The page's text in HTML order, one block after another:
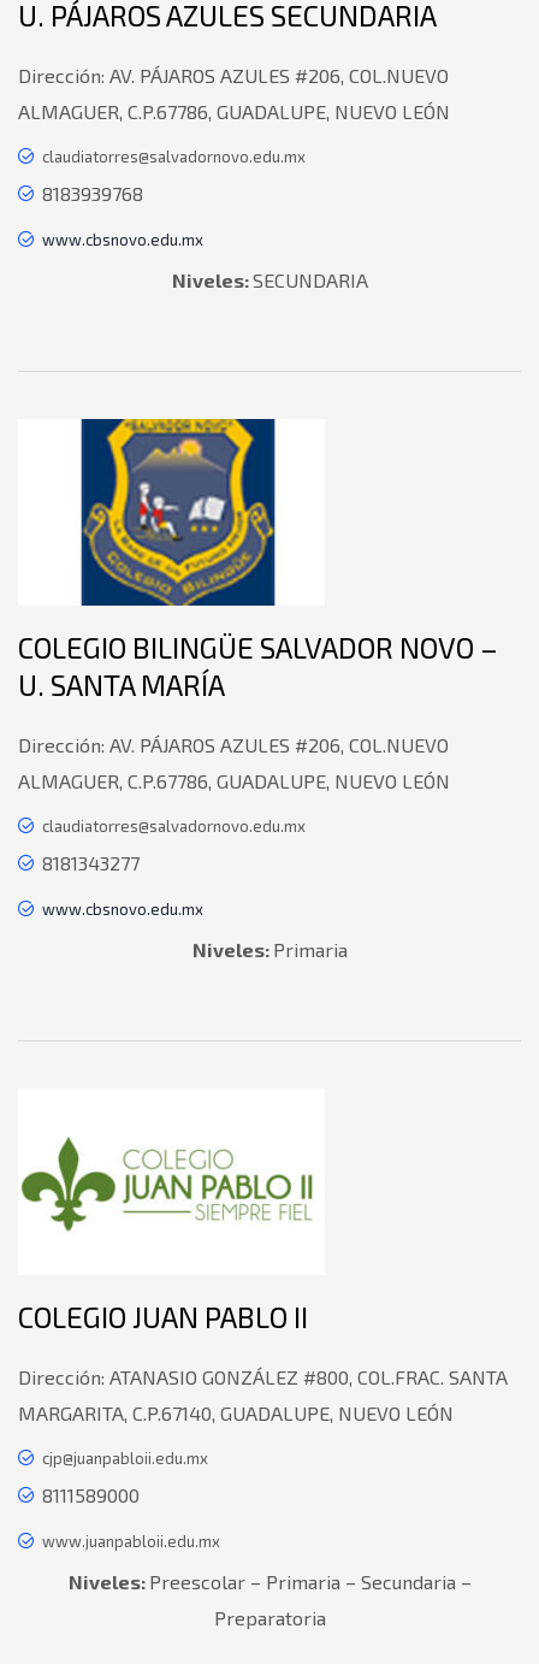
U. PÁJAROS AZULES SECUNDARIA
Dirección: AV. PÁJAROS AZULES #206, COL.NUEVO
ALMAGUER, C.P.67786, GUADALUPE, NUEVO LEÓN
claudiatorres@salvadornovo.edu.mx
8183939768
www.cbsnovo.edu.mx
Niveles:SECUNDARIA
COLEGIO BILINGÜE SALVADOR NOVO –
U. SANTA MARÍA
Dirección: AV. PÁJAROS AZULES #206, COL.NUEVO
ALMAGUER, C.P.67786, GUADALUPE, NUEVO LEÓN
claudiatorres@salvadornovo.edu.mx
8181343277
www.cbsnovo.edu.mx
Niveles: Primaria
COLEGIO JUAN PABLO II
Dirección: ATANASIO GONZÁLEZ #800, COL.FRAC. SANTA
MARGARITA, C.P.67140, GUADALUPE, NUEVO LEÓN
cjp@juanpabloii.edu.mx
8111589000
www.juanpabloii.edu.mx
Niveles: Preescolar – Primaria – Secundaria –
Preparatoria